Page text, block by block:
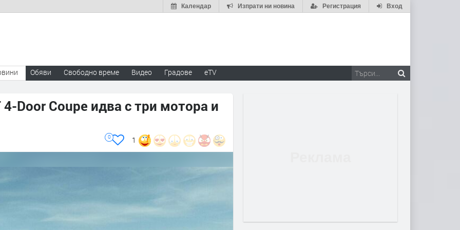
Вход
Регистрация
Изпрати ни новина
Календар
Обяви Свободно време Видео Градове eTV
Door Coupe идва с три мотора и
1
0